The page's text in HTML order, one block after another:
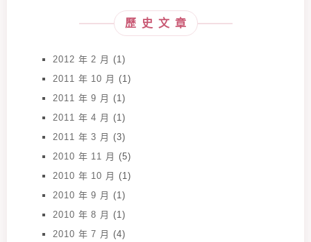
歷史文章
2012 年 2 月 (1)
2011 年 10 月 (1)
2011 年 9 月 (1)
2011 年 4 月 (1)
2011 年 3 月 (3)
2010 年 11 月 (5)
2010 年 10 月 (1)
2010 年 9 月 (1)
2010 年 8 月 (1)
2010 年 7 月 (4)